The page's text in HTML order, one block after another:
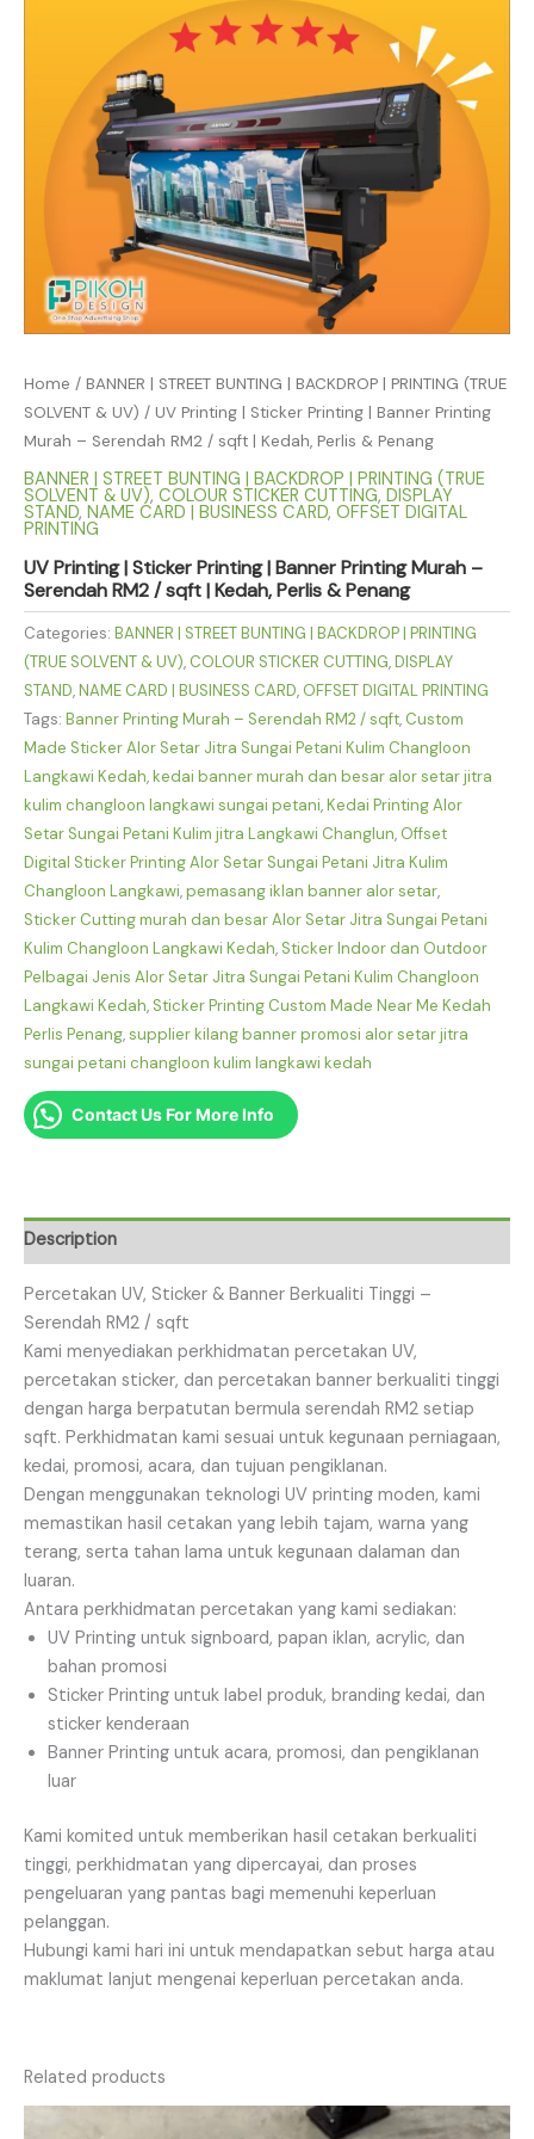
Home / BANNER | STREET BUNTING | BACKDROP | PRINTING (TRUE
SOLVENT & UV) / UV Printing | Sticker Printing | Banner Printing
Murah – Serendah RM2 / sqft | Kedah, Perlis & Penang
BANNER | STREET BUNTING | BACKDROP | PRINTING (TRUE
SOLVENT & UV), COLOUR STICKER CUTTING, DISPLAY
STAND, NAME CARD | BUSINESS CARD, OFFSET DIGITAL
PRINTING
UV Printing | Sticker Printing | Banner Printing Murah –
Serendah RM2 / sqft | Kedah, Perlis & Penang
Categories: BANNER | STREET BUNTING | BACKDROP | PRINTING
(TRUE SOLVENT & UV), COLOUR STICKER CUTTING,DISPLAY
STAND,NAME CARD | BUSINESS CARD, OFFSET DIGITAL PRINTING
Tags: Banner Printing Murah – Serendah RM2 / sqft, Custom
Made Sticker Alor Setar Jitra Sungai Petani Kulim Changloon
Langkawi Kedah,kedai banner murah dan besar alor setar jitra
kulim changloon langkawi sungai petani,Kedai Printing Alor
Setar Sungai Petani Kulim jitra Langkawi Changlun, Offset
Digital Sticker Printing Alor Setar Sungai Petani Jitra Kulim
Changloon Langkawi,pemasang iklan banner alor setar,
Sticker Cutting murah dan besar Alor Setar Jitra Sungai Petani
Kulim Changloon Langkawi Kedah, Sticker Indoor dan Outdoor
Pelbagai Jenis Alor Setar Jitra Sungai Petani Kulim Changloon
Langkawi Kedah, Sticker Printing Custom Made Near Me Kedah
Perlis Penang,supplier kilang banner promosi alor setar jitra
sungai petani changloon kulim langkawi kedah
Contact Us For More Info
Description
Percetakan UV, Sticker & Banner Berkualiti Tinggi –
Serendah RM2 / sqft
Kami menyediakan perkhidmatan percetakan UV,
percetakan sticker, dan percetakan banner berkualiti tinggi
dengan harga berpatutan bermula serendah RM2 setiap
sqft. Perkhidmatan kami sesuai untuk kegunaan perniagaan,
kedai, promosi, acara, dan tujuan pengiklanan.
Dengan menggunakan teknologi UV printing moden, kami
memastikan hasil cetakan yang lebih tajam, warna yang
terang, serta tahan lama untuk kegunaan dalaman dan
luaran.
Antara perkhidmatan percetakan yang kami sediakan:
UV Printing untuk signboard, papan iklan, acrylic, dan
bahan promosi
Sticker Printing untuk label produk, branding kedai, dan
sticker kenderaan
Banner Printing untuk acara, promosi, dan pengiklanan
luar
Kami komited untuk memberikan hasil cetakan berkualiti
tinggi, perkhidmatan yang dipercayai, dan proses
pengeluaran yang pantas bagi memenuhi keperluan
pelanggan.
Hubungi kami hari ini untuk mendapatkan sebut harga atau
maklumat lanjut mengenai keperluan percetakan anda.
Related products